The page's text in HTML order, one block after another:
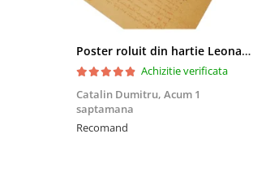
Poster roluit din hartie Leonardo Da Vinci, Vitruvian Man, vintage, 51x35 cm
Achizitie verificata
Catalin Dumitru, Acum 1
saptamana
Recomand